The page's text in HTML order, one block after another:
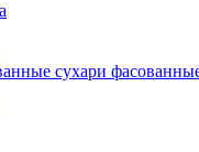
сухари